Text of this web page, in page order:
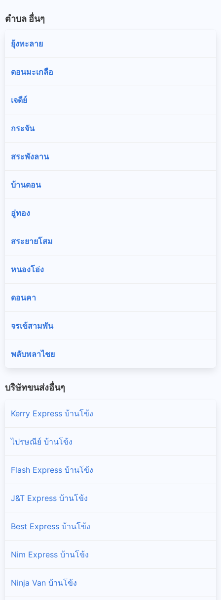
ตำบล อื่นๆ
ยุ้งทะลาย
ดอนมะเกลือ
เจดีย์
กระจัน
สระพังลาน
บ้านดอน
อู่ทอง
สระยายโสม
หนองโอ่ง
ดอนคา
จรเข้สามพัน
พลับพลาไชย
บริษัทขนส่งอื่นๆ
Kerry Express บ้านโข้ง
ไปรษณีย์ บ้านโข้ง
Flash Express บ้านโข้ง
J&T Express บ้านโข้ง
Best Express บ้านโข้ง
Nim Express บ้านโข้ง
Ninja Van บ้านโข้ง